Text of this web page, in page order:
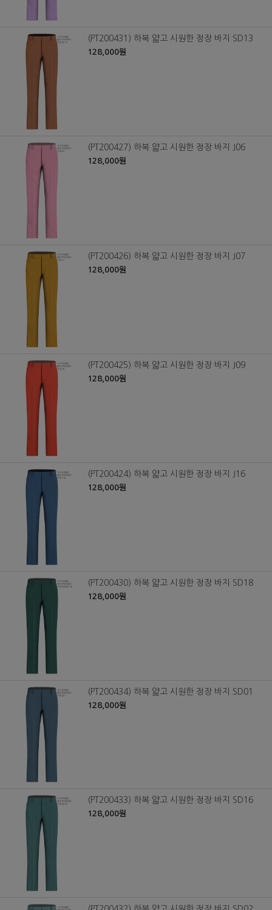
(PT200431) 하복 얇고 시원한 정장 바지 SD13
128,000원
(PT200427) 하복 얇고 시원한 정장 바지 J06
128,000원
(PT200426) 하복 얇고 시원한 정장 바지 J07
128,000원
(PT200425) 하복 얇고 시원한 정장 바지 J09
128,000원
(PT200424) 하복 얇고 시원한 정장 바지 J16
128,000원
(PT200430) 하복 얇고 시원한 정장 바지 SD18
128,000원
(PT200434) 하복 얇고 시원한 정장 바지 SD01
128,000원
(PT200433) 하복 얇고 시원한 정장 바지 SD16
128,000원